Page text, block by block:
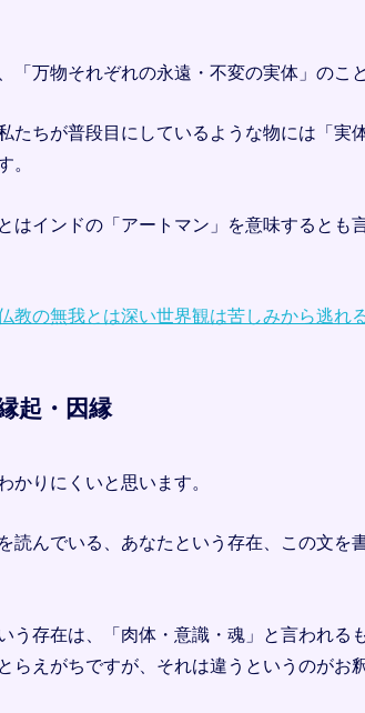
「万物それぞれの永遠・不変の実体」のこ
たちが普段目にしているような物には「実
。
はインドの「アートマン」を意味するとも
教の無我とは深い世界観は苦しみから逃れ
起・因縁
かりにくいと思います。
読んでいる、あなたという存在、この文を
う存在は、「肉体・意識・魂」と言われる
らえがちですが、それは違うというのがお